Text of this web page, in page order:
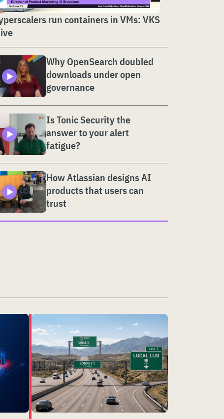
run containers in VMs: VKS
Why OpenSearch doubled
downloads under open
governance
Is Tonic Security the
answer to your alert
fatigue?
How Atlassian designs AI
products that users can
trust